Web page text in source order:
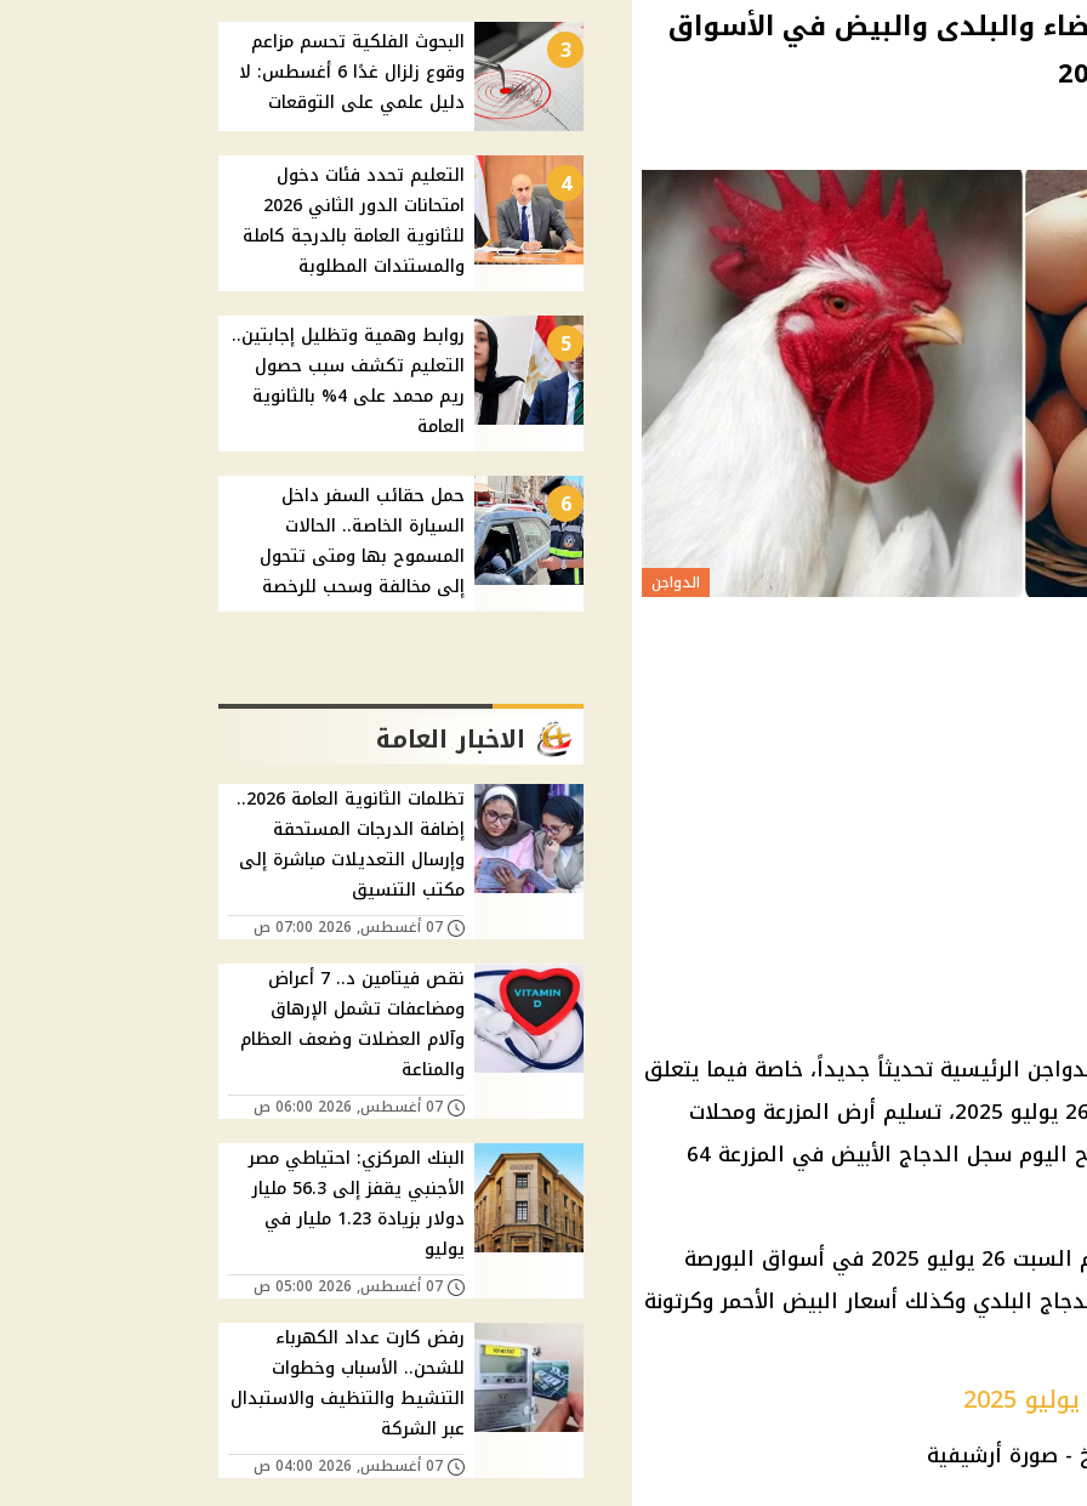
والبلدى والبيض في الأسواق
الدواجن
الرئيسية تحديثاً جديداً، خاصة فيما يتعلق
بسعر الدجاج الأبيض اليوم السبت 26 يوليو 2025، تسليم أرض المزرعة ومحلات
الدواجن الخاصة. وفي تعاملات صباح اليوم سجل الدجاج الأبيض في المزرعة 64
استقرت أسعار الدجاج الأبيض اليوم السبت 26 يوليو 2025 في أسواق البورصة
البلدي وكذلك أسعار البيض الأحمر وكرتونة
3
البحوث الفلكية تحسم مزاعم
وقوع زلزال غدًا 6 أغسطس: لا
دليل علمي على التوقعات
4
التعليم تحدد فئات دخول
امتحانات الدور الثاني 2026
للثانوية العامة بالدرجة كاملة
والمستندات المطلوبة
5
روابط وهمية وتظليل إجابتين..
التعليم تكشف سبب حصول
ريم محمد على 4% بالثانوية
العامة
6
حمل حقائب السفر داخل
السيارة الخاصة.. الحالات
المسموح بها ومتى تتحول
إلى مخالفة وسحب للرخصة
الاخبار العامة
تظلمات الثانوية العامة 2026..
إضافة الدرجات المستحقة
وإرسال التعديلات مباشرة إلى
مكتب التنسيق
07 أغسطس, 2026 07:00 ص
نقص فيتامين د.. 7 أعراض
ومضاعفات تشمل الإرهاق
وآلام العضلات وضعف العظام
والمناعة
07 أغسطس, 2026 06:00 ص
البنك المركزي: احتياطي مصر
الأجنبي يقفز إلى 56.3 مليار
دولار بزيادة 1.23 مليار في
يوليو
07 أغسطس, 2026 05:00 ص
رفض كارت عداد الكهرباء
للشحن.. الأسباب وخطوات
التنشيط والتنظيف والاستبدال
عبر الشركة
07 أغسطس, 2026 04:00 ص